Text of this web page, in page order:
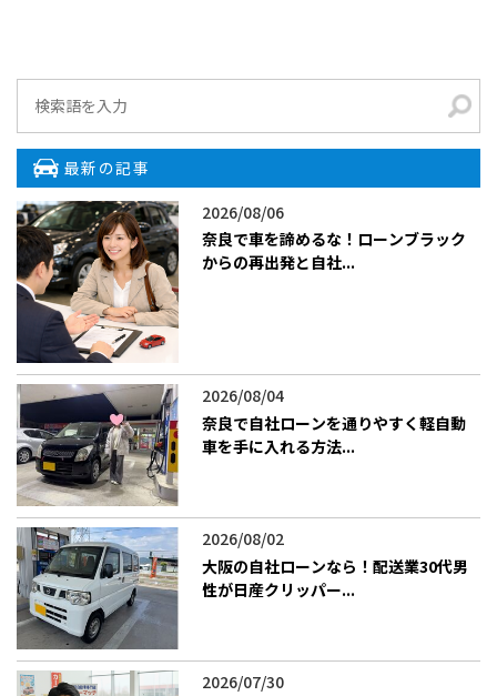
最新の記事
2026/08/06
​奈良で車を諦めるな！ローンブラック
からの再出発と自社...
2026/08/04
​奈良で自社ローンを通りやすく軽自動
車を手に入れる方法...
2026/08/02
大阪の自社ローンなら！配送業30代男
性が日産クリッパー...
2026/07/30